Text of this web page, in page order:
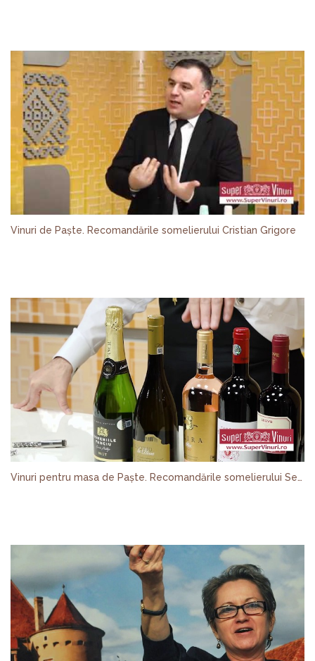
Vinuri de Paște. Recomandările somelierului Cristian Grigore
Vinuri pentru masa de Paște. Recomandările somelierului Sergiu Nedelea